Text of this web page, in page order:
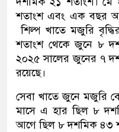
শতাংশ এবং এক বছর
শিল্প খাতে মজুরি
শতাংশ থেকে জুনে ৮
২০২৫ সালের জুনের ৭
রয়েছে।
সেবা খাতে জুনে মজুরি
মাসে এ হার ছিল ৮
আগে ছিল ৮ দশমিক ৪৩